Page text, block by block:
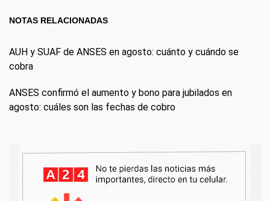
NOTAS RELACIONADAS
AUH y SUAF de ANSES en agosto: cuánto y cuándo se
cobra
ANSES confirmó el aumento y bono para jubilados en
agosto: cuáles son las fechas de cobro